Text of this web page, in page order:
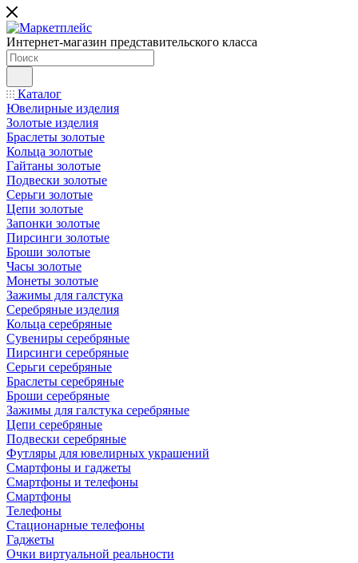
Интернет-магазин представительского класса
Каталог
Ювелирные изделия
Золотые изделия
Браслеты золотые
Кольца золотые
Гайтаны золотые
Подвески золотые
Серьги золотые
Цепи золотые
Запонки золотые
Пирсинги золотые
Броши золотые
Часы золотые
Монеты золотые
Зажимы для галстука
Серебряные изделия
Кольца серебряные
Сувениры серебряные
Пирсинги серебряные
Серьги серебряные
Браслеты серебряные
Броши серебряные
Зажимы для галстука серебряные
Цепи серебряные
Подвески серебряные
Футляры для ювелирных украшений
Смартфоны и гаджеты
Смартфоны и телефоны
Смартфоны
Телефоны
Стационарные телефоны
Гаджеты
Очки виртуальной реальности